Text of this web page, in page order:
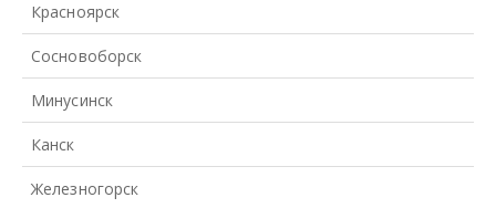
Красноярск
Сосновоборск
Минусинск
Канск
Железногорск